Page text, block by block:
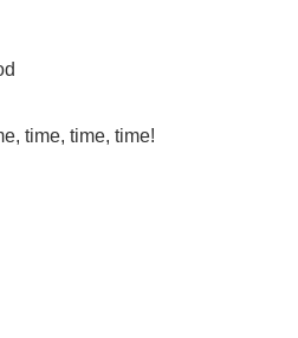
time, time, time!